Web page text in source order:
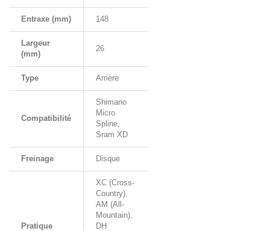
Entraxe (mm) 148
Largeur
(mm)
26
Type Arrière
Compatibilité
Shimano
Micro
Spline,
Sram XD
Freinage Disque
Pratique
XC (Cross-
Country),
AM (All-
Mountain),
DH